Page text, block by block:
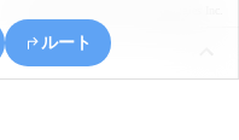
ルート